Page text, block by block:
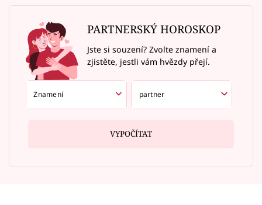
PARTNERSKÝ HOROSKOP
Jste si souzení? Zvolte znamení a
zjistěte, jestli vám hvězdy přejí.
VYPOČÍTAT